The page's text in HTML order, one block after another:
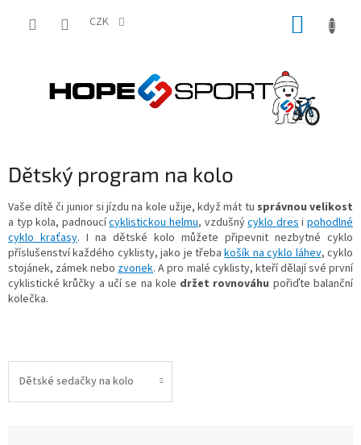
CZK
Dětský program na kolo
Vaše dítě či junior si jízdu na kole užije, když mát tu správnou velikost
a typ kola, padnoucícyklistickou helmu, vzdušnýcyklo dres ipohodlné
cyklo kraťasy. I na dětské kolo můžete připevnit nezbytné cyklo
příslušenství každého cyklisty, jako je třebakošík na cyklo láhev, cyklo
stojánek, zámek nebo zvonek. A pro malé cyklisty, kteří dělají své první
cyklistické krůčky a učí se na kole držet rovnováhu pořiďte balanční
kolečka.
Dětské sedačky na kolo